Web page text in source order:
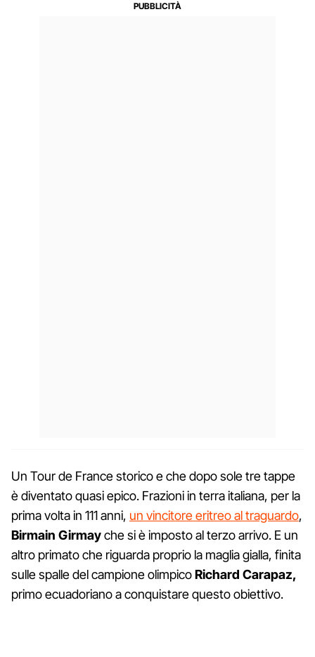
Un Tour de France storico e che dopo sole tre tappe
è diventato quasi epico. Frazioni in terra italiana, per la
prima volta in 111 anni, un vincitore eritreo al traguardo,
Birmain Girmayche si è imposto al terzo arrivo. E un
altro primato che riguarda proprio la maglia gialla, finita
sulle spalle del campione olimpicoRichard Carapaz,
primo ecuadoriano a conquistare questo obiettivo.